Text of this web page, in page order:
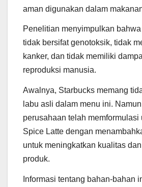
aman digunakan dalam
Penelitian menyimpulkan
tidak bersifat genotoksik, tidak
kanker, dan tidak memiliki
reproduksi manusia.
Awalnya, Starbucks memang
labu asli dalam menu ini.
perusahaan telah memformulasi
Spice Latte dengan
untuk meningkatkan kualitas
produk.
Informasi tentang bahan-bahan